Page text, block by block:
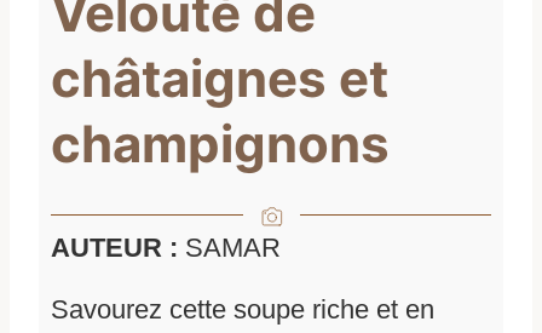
Velouté de
châtaignes et
champignons
AUTEUR : SAMAR
Savourez cette soupe riche et en